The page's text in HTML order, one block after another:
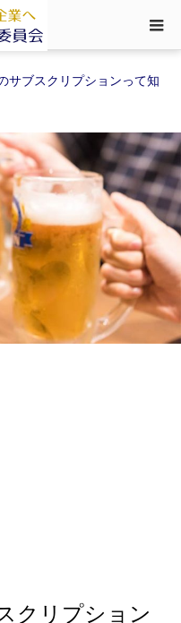
サブスクリプションって知
クリプション